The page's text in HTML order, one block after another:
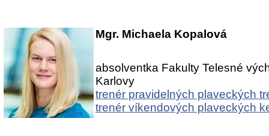
Mgr. Michaela Kopalová
absolventka Fakulty Telesné
Karlovy
trenér pravidelných plaveckých
trenér víkendových plaveckých